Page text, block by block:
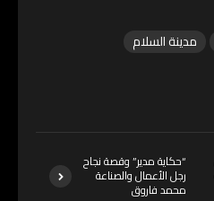
مدينة السلام
“حكاية مدير” وقصة نجاح
رجل الأعمال والصناعة
محمد فاروق